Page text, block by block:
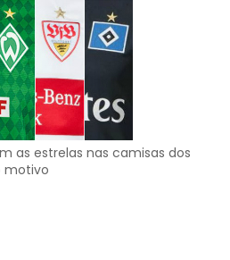
as estrelas nas camisas dos
motivo